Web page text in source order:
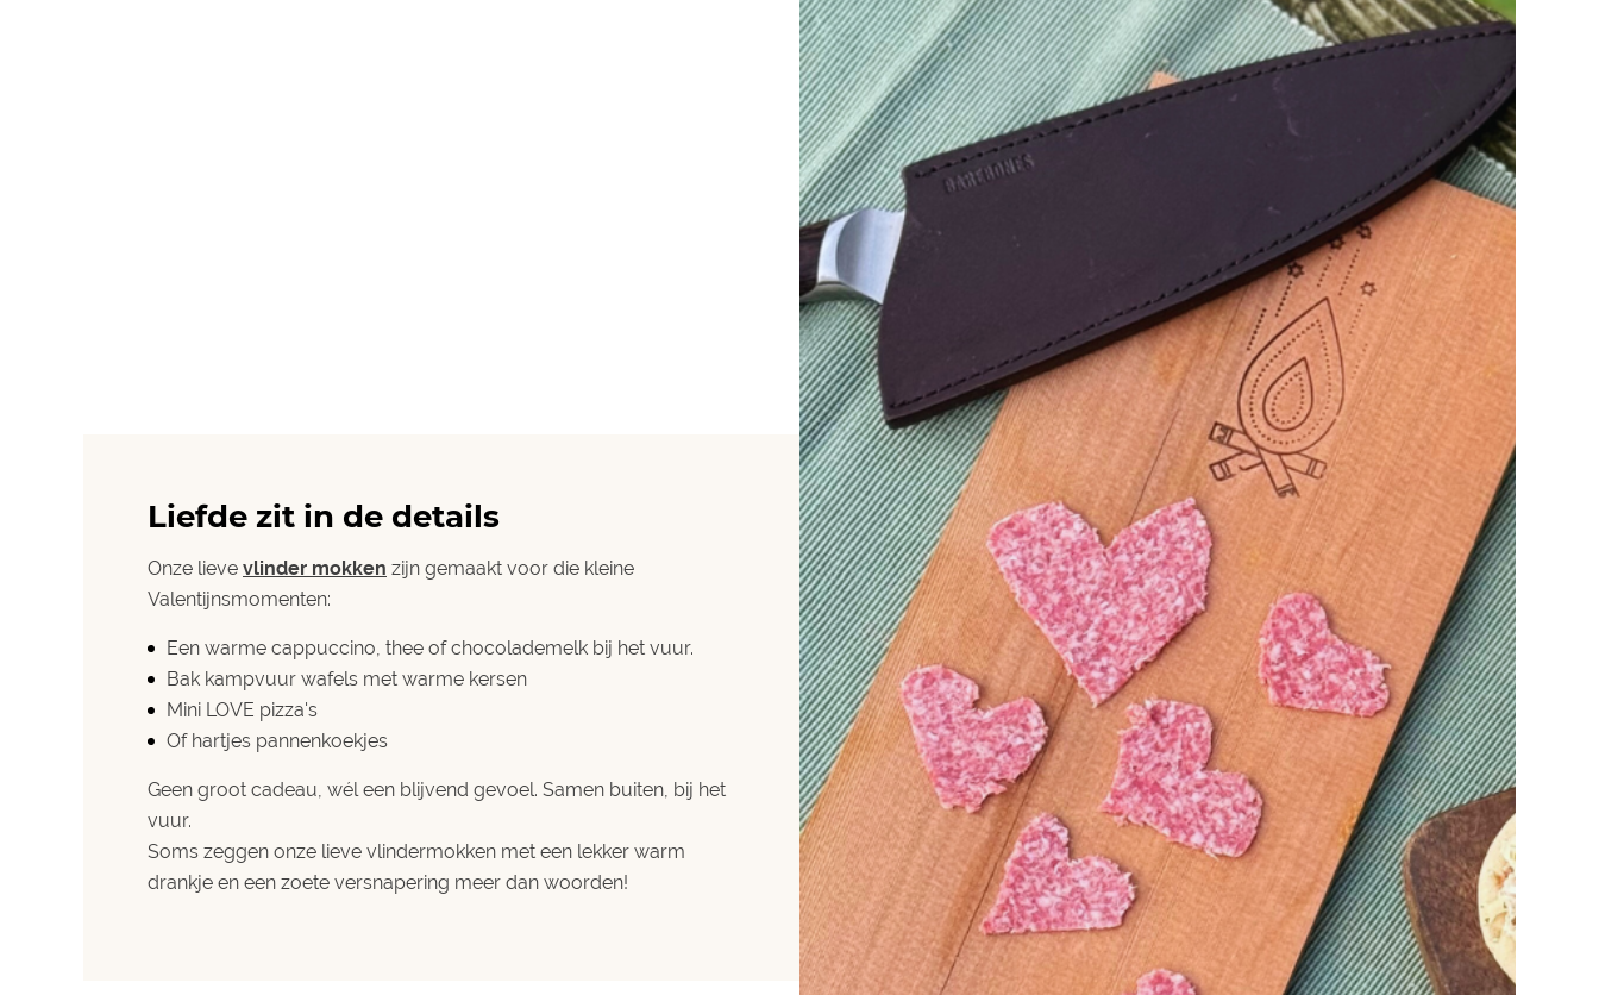
Liefde zit in de details
Onze lieve vlinder mokken zijn gemaakt voor die kleine
Valentijnsmomenten:
Een warme cappuccino, thee of chocolademelk bij het vuur.
Bak kampvuur wafels met warme kersen
Mini LOVE pizza's
Of hartjes pannenkoekjes
Geen groot cadeau, wél een blijvend gevoel. Samen buiten, bij het
vuur.
Soms zeggen onze lieve vlindermokken met een lekker warm
drankje en een zoete versnapering meer dan woorden!